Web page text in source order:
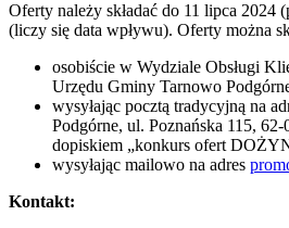
Oferty należy składać do 11 lipca 2024
(liczy się data wpływu). Oferty można
osobiście w Wydziale Obsługi
Urzędu Gminy Tarnowo
wysyłając pocztą tradycyjną na
Podgórne, ul. Poznańska 115,
dopiskiem „konkurs ofert
wysyłając mailowo na adres
Kontakt: